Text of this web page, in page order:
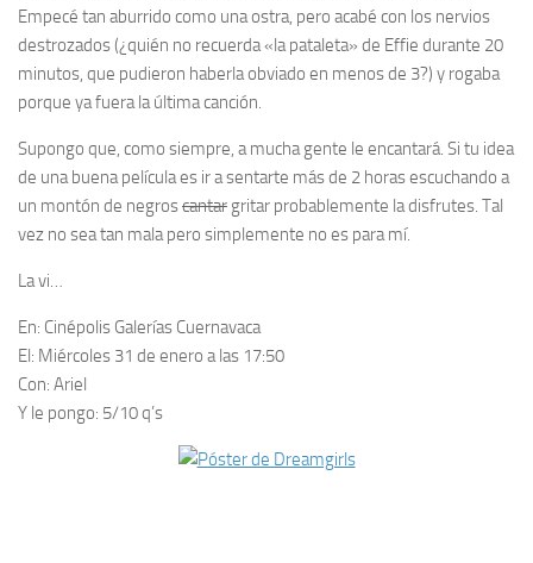
Empecé tan aburrido como una ostra, pero acabé con los nervios
destrozados (¿quién no recuerda «la pataleta» de Effie durante 20
minutos, que pudieron haberla obviado en menos de 3?) y rogaba
porque ya fuera la última canción.
Supongo que, como siempre, a mucha gente le encantará. Si tu idea
de una buena película es ir a sentarte más de 2 horas escuchando a
un montón de negroscantar gritar probablemente la disfrutes. Tal
vez no sea tan mala pero simplemente no es para mí.
La vi…
En: Cinépolis Galerías Cuernavaca
El: Miércoles 31 de enero a las 17:50
Con: Ariel
Y le pongo: 5/10 q’s